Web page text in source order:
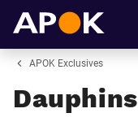
APOK Exclusives
Dauphins